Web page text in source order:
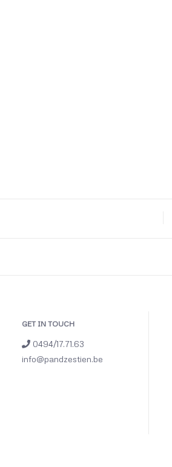
GET IN TOUCH
0494/17.71.63
info@pandzestien.be